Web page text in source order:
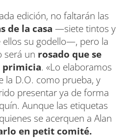
edición, no faltarán las
de la casa —siete tintos y
ellos su godello—, pero la
será un rosado que se
primicia. «Lo elaboramos
la D.O. como prueba, y
presentar ya de forma
Aunque las etiquetas
se acerquen a Alan
en petit comité.